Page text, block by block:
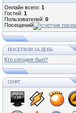
Онлайн всего: 1
Гостей: 1
Пользователей: 0
Посещений
ПОСЕТИЛИ ЗА ДЕНЬ
Кто сегодня был?
СОФТ